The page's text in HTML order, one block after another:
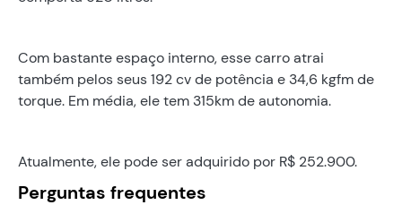
Com bastante espaço interno, esse carro atrai
também pelos seus 192 cv de potência e 34,6 kgfm de
torque. Em média, ele tem 315km de autonomia.
Atualmente, ele pode ser adquirido por R$ 252.900.
Perguntas frequentes